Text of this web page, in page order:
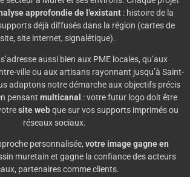
approfondie de l’existant : histoire de la
déjà diffusés dans la région (cartes de
site internet, signalétique).
aussi bien aux PME locales, qu’aux
ville ou aux artisans rayonnant jusqu’à Saint-
adaptons notre démarche aux objectifs précis
pensant multicanal : votre futur logo doit être
site webque sur vos supports imprimés ou
réseaux sociaux.
personnalisée, votre image gagne en
muretain et gagne la confiance des acteurs
partenaires comme clients.